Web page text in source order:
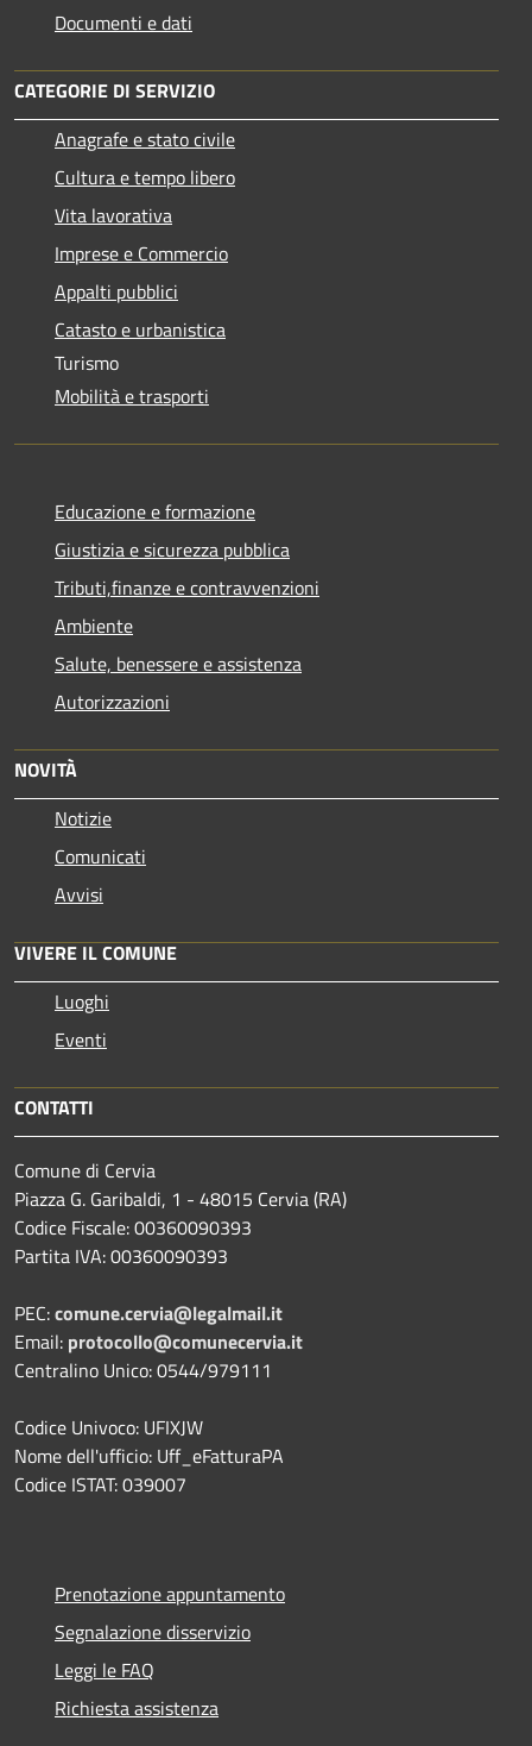
Documenti e dati
CATEGORIE DI SERVIZIO
Anagrafe e stato civile
Cultura e tempo libero
Vita lavorativa
Imprese e Commercio
Appalti pubblici
Catasto e urbanistica
Turismo
Mobilità e trasporti
Educazione e formazione
Giustizia e sicurezza pubblica
Tributi,finanze e contravvenzioni
Ambiente
Salute, benessere e assistenza
Autorizzazioni
NOVITÀ
Notizie
Comunicati
Avvisi
VIVERE IL COMUNE
Luoghi
Eventi
CONTATTI
Comune di Cervia
Piazza G. Garibaldi, 1 - 48015 Cervia (RA)
Codice Fiscale: 00360090393
Partita IVA: 00360090393
PEC:comune.cervia@legalmail.it
Email: protocollo@comunecervia.it
Centralino Unico: 0544/979111
Codice Univoco: UFIXJW
Nome dell'ufficio: Uff_eFatturaPA
Codice ISTAT: 039007
Prenotazione appuntamento
Segnalazione disservizio
Leggi le FAQ
Richiesta assistenza